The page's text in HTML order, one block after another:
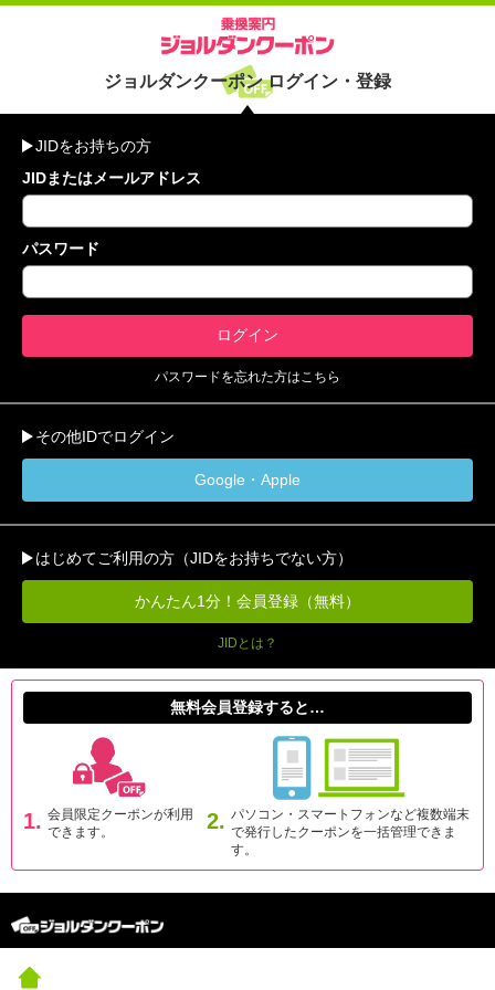
ジョルダンクーポン ログイン・登録
JIDをお持ちの方
JIDまたはメールアドレス
パスワード
パスワードを忘れた方はこちら
その他IDでログイン
Google・Apple
はじめてご利用の方（JIDをお持ちでない方）
かんたん1分！会員登録（無料）
JIDとは？
無料会員登録すると…
1. 会員限定クーポンが利用
できます。
2. パソコン・スマートフォンなど複数端末
で発行したクーポンを一括管理できま
す。